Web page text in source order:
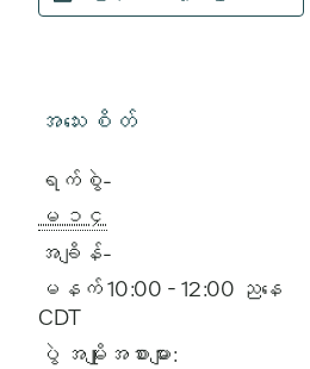
အသေးစိတ်
ရက်စွဲ-
ေမ ၁၄
အချိန်-
မနက် 10:00 - 12:00 ညနေ
CDT
ပွဲ အမျိုးအစားများ: